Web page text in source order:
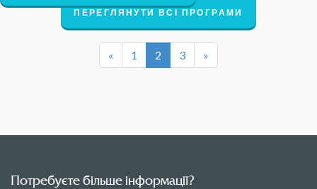
ПЕРЕГЛЯНУТИ ВСІ ПРОГРАМИ
« 1 2 3 »
Потребуєте більше інформації?